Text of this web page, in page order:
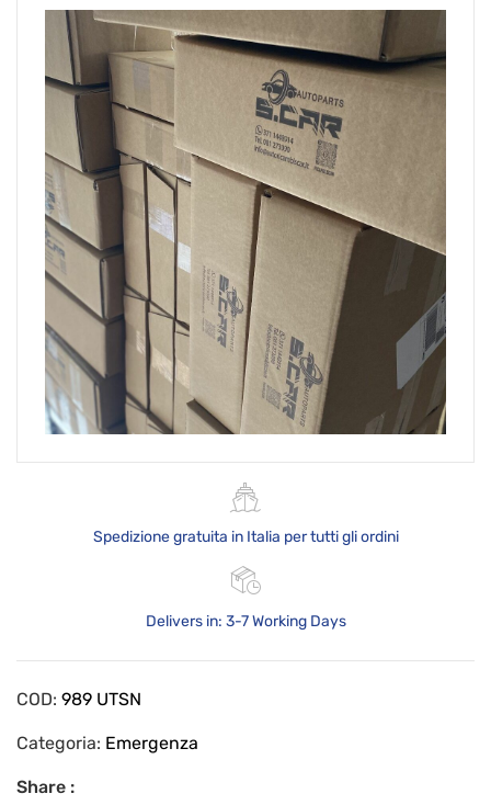
Spedizione gratuita in Italia per tutti gli ordini
Delivers in: 3-7 Working Days
COD: 989 UTSN
Categoria: Emergenza
Share :